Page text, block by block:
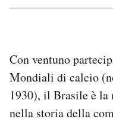
Area Personale
Hai bisogno di aiuto?
Esci
Con ventuno
Mondiali di calcio
1930), il Brasile è la
nella storia della